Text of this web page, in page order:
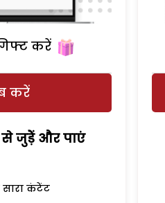
करें
करें
से जुड़ेें और पाएं
कंटेंट